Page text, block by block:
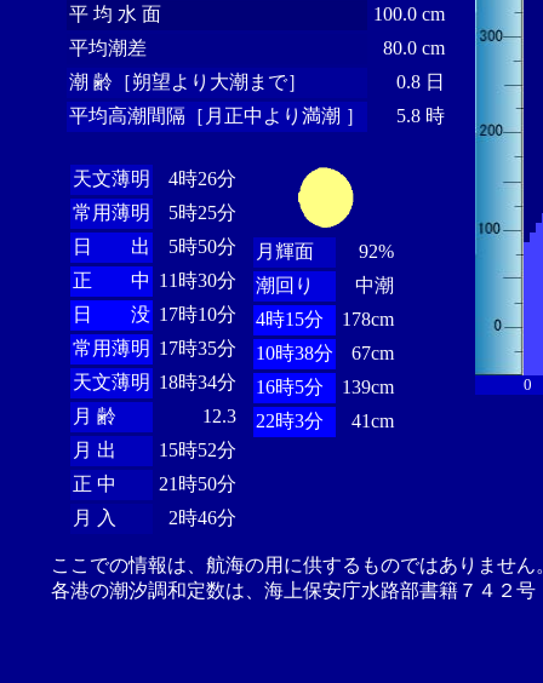
平 均 水 面
100.0 cm
平均潮差
80.0 cm
潮 齢［朔望より大潮まで］
0.8 日
平均高潮間隔［月正中より満潮 ］
5.8 時
天文薄明
4時26分
常用薄明
5時25分
日 出
5時50分
正 中 11時30分
日 没 17時10分
常用薄明 17時35分
天文薄明 18時34分
月 齢
12.3
月 出
15時52分
正 中
21時50分
月 入
2時46分
月輝面
92%
潮回り
中潮
4時15分
178cm
10時38分
67cm
16時5分
139cm
22時3分
41cm
0
ここでの情報は、航海の用に供するものではありませ
各港の潮汐調和定数は、海上保安庁水路部書籍７４２